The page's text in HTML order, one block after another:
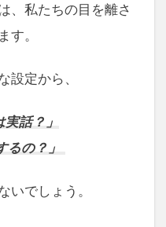
、私たちの目を離さ
す。
設定から、
実話？」
るの？」
いでしょう。